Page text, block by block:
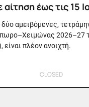
έως τις 15
αμειβόμενες,
πλέον ανοιχτή.
CLOSED